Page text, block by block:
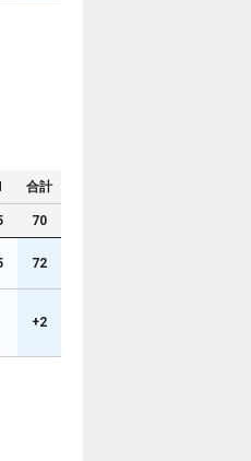
合計
70
72
+2